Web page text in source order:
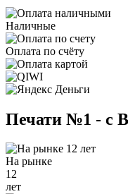
Наличные
Оплата по счёту
Печати №1 - с
На рынке
12
лет